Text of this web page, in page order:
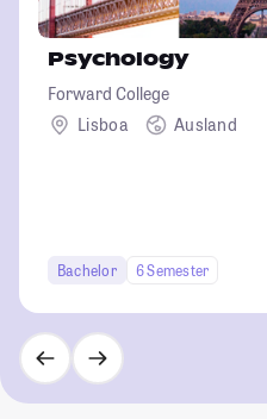
Psychology
Forward College
Lisboa
Ausland
Bachelor 6 Semester